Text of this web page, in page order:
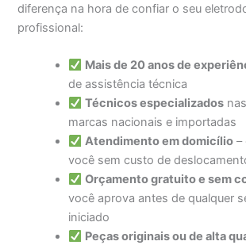
diferença na hora de confiar o seu
profissional:
Mais de 20 anos de
de assistência técnica
Técnicos especializados
marcas nacionais e importadas
Atendimento em domicílio–
você sem custo de
Orçamento gratuito e sem
você aprova antes de qualquer
iniciado
Peças originais ou de alta